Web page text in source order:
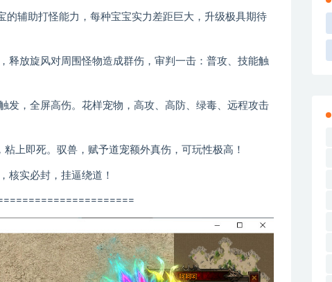
辅助打怪能力，每种宝宝实力差距巨大，升级极具期待
释放旋风对周围怪物造成群伤，审判一击：普攻、技能触
发，全屏高伤。花样宠物，高攻、高防、绿毒、远程攻击
上即死。驭兽，赋予道宠额外真伤，可玩性极高！
核实必封，挂逼绕道！